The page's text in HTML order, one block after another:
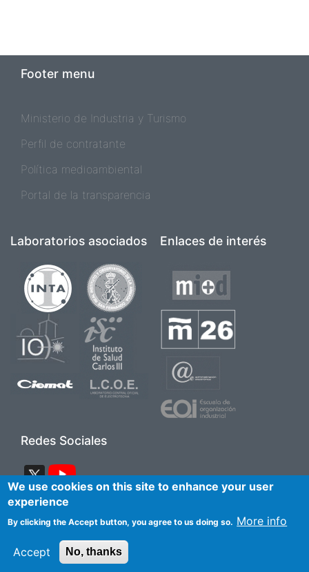
Footer menu
Ministerio de Industria y Turismo
Perfil de contratante
Política medioambiental
Portal de la transparencia
Laboratorios asociados
Image Image
Image Image
Image Image
Enlaces de interés
Image
Image
Image
Image
Redes Sociales
ImageImage
Pie de página 2
Accesibilidad Aviso Legal
Contacto
Mapa del sitio
We use cookies on this site to enhance your user
experience
By clicking the Accept button, you agree to us doing so. More info
Accept No, thanks